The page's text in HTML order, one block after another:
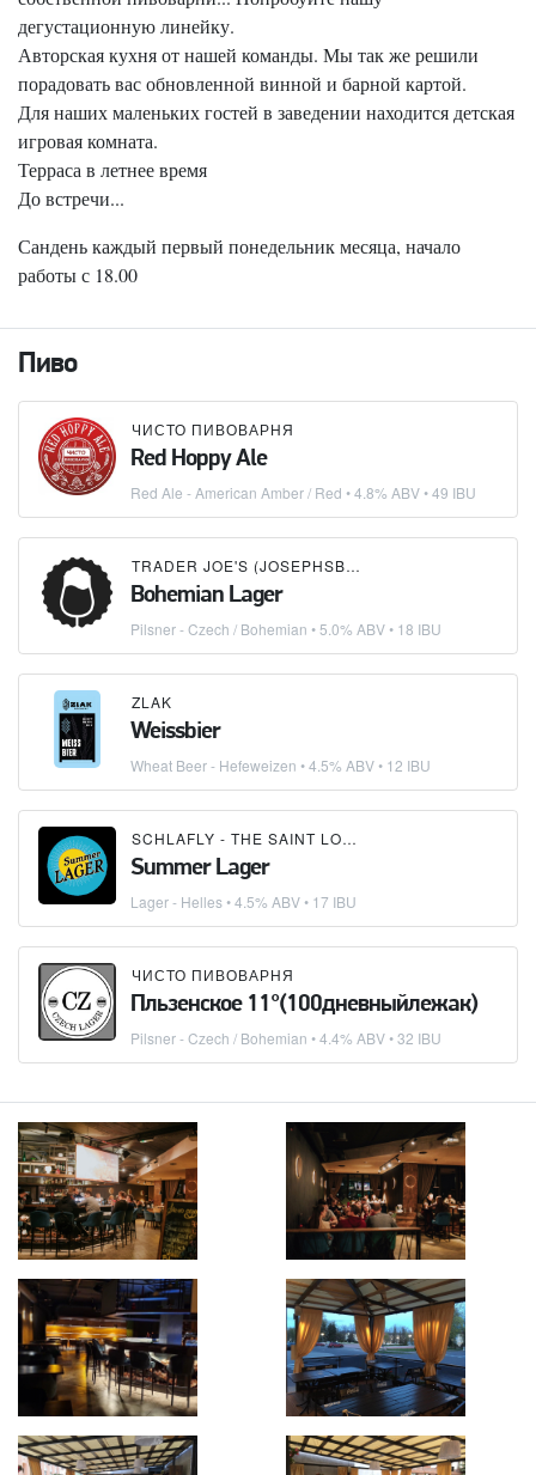
дегустационную линейку.
Авторская кухня от нашей команды. Мы так же решили
порадовать вас обновленной винной и барной картой.
Для наших маленьких гостей в заведении находится детская
игровая комната.
Терраса в летнее время
До встречи...
Сандень каждый первый понедельник месяца, начало
работы с 18.00
Пиво
ЧИСТО ПИВОВАРНЯ
Red Hoppy Ale
Red Ale - American Amber / Red • 4.8% ABV • 49 IBU
TRADER JOE'S (JOSEPHSBRAU)
Bohemian Lager
Pilsner - Czech / Bohemian • 5.0% ABV • 18 IBU
ZLAK
Weissbier
Wheat Beer - Hefeweizen • 4.5% ABV • 12 IBU
SCHLAFLY - THE SAINT LOUIS BREWERY
Summer Lager
Lager - Helles• 4.5% ABV • 17 IBU
ЧИСТО ПИВОВАРНЯ
Пльзенское 11°(100дневныйлежак)
Pilsner - Czech / Bohemian • 4.4% ABV • 32 IBU